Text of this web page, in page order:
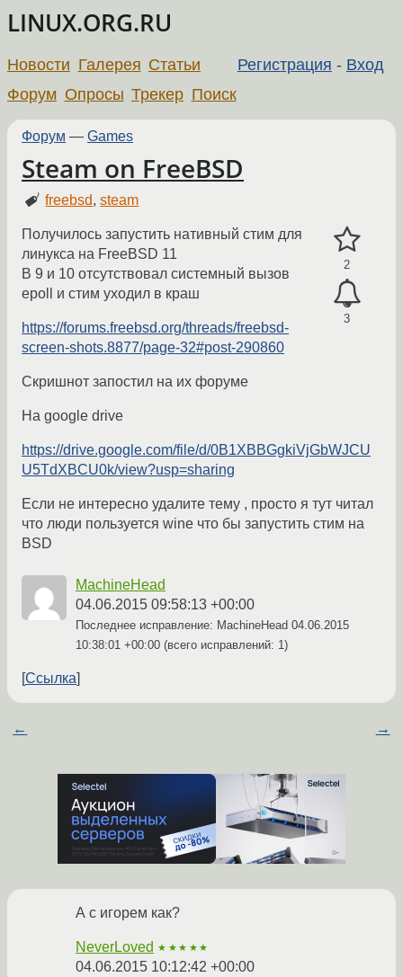
LINUX.ORG.RU
Регистрация - Вход
Новости Галерея Статьи
Форум Опросы Трекер Поиск
Форум — Games
Steam on FreeBSD
freebsd,steam
2
3
Получилось запустить нативный стим для
линукса на FreeBSD 11
В 9 и 10 отсутствовал системный вызов
epoll и стим уходил в краш
https://forums.freebsd.org/threads/freebsd-
screen-shots.8877/page-32#post-290860
Скришнот запостил на их форуме
На google drive
https://drive.google.com/file/d/0B1XBBGgkiVjGbWJCU
U5TdXBCU0k/view?usp=sharing
Если не интересно удалите тему , просто я тут читал
что люди пользуется wine что бы запустить стим на
BSD
MachineHead
04.06.2015 09:58:13 +00:00
Последнее исправление: MachineHead 04.06.2015
10:38:01 +00:00 (всего исправлений: 1)
Ссылка
← →
А с игорем как?
NeverLoved ★★★★★
04.06.2015 10:12:42 +00:00